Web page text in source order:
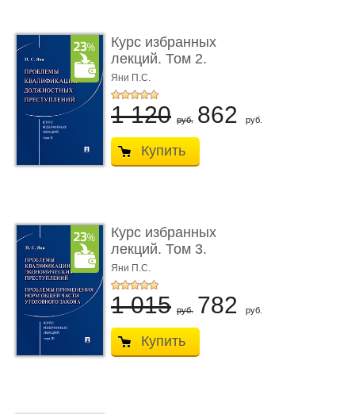
Курс избранных
лекций. Том 2.
Проблемы квалифик ...
Яни П.С.
1 120 руб. 862 руб.
Купить
Курс избранных
лекций. Том 3.
Проблемы квалифик ...
Яни П.С.
1 015 руб. 782 руб.
Купить